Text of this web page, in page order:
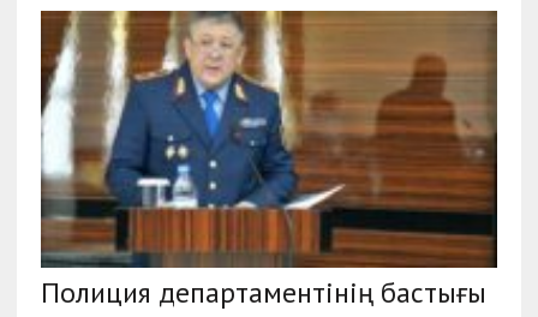
Полиция департаментінің бастығы